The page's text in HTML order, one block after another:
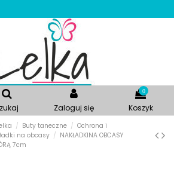
Zaloguj się
0
Koszyk
Buty taneczne
Ochrona i
na obcasy
NAKŁADKINA OBCASY
7cm